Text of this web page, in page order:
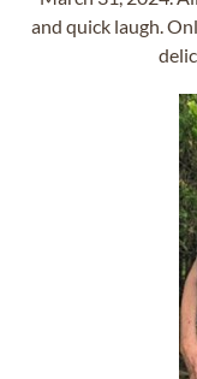
and quick laugh.